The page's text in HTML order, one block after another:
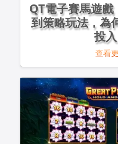
QT電子賽馬遊
到策略玩法，為
投
查看